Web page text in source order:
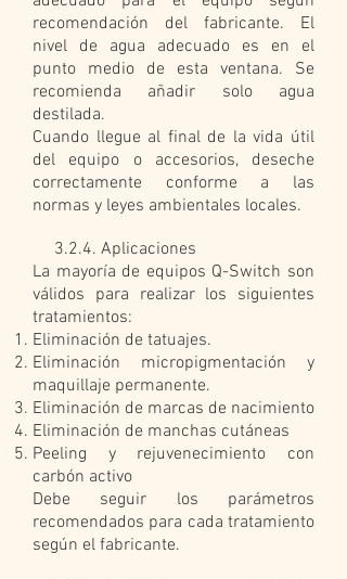
recomendación del fabricante. El
nivel de agua adecuado es en el
punto medio de esta ventana. Se
recomienda añadir solo agua
destilada.
Cuando llegue al final de la vida útil
del equipo o accesorios, deseche
correctamente conforme a las
normas y leyes ambientales locales.
3.2.4. Aplicaciones
La mayoría de equipos Q-Switch son
válidos para realizar los siguientes
tratamientos:
Eliminación de tatuajes.
Eliminación micropigmentación y
maquillaje permanente.
Eliminación de marcas de nacimiento
Eliminación de manchas cutáneas
Peeling y rejuvenecimiento con
carbón activo
Debe seguir los parámetros
recomendados para cada tratamiento
según el fabricante.